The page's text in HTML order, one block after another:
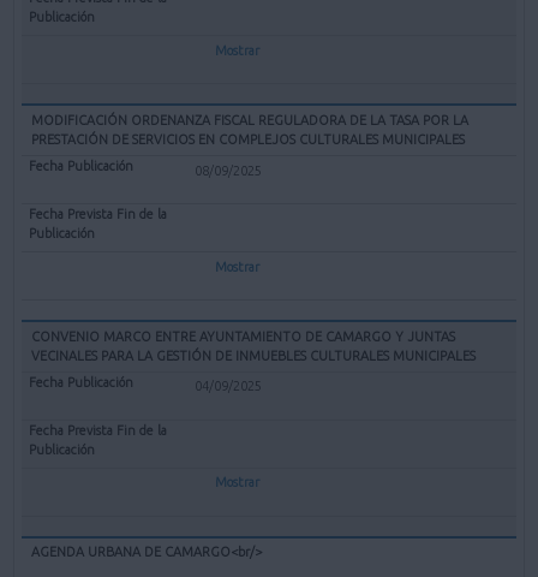
Mostrar
MODIFICACIÓN ORDENANZA FISCAL REGULADORA DE LA TASA POR LA
PRESTACIÓN DE SERVICIOS EN COMPLEJOS CULTURALES MUNICIPALES
08/09/2025
Mostrar
CONVENIO MARCO ENTRE AYUNTAMIENTO DE CAMARGO Y JUNTAS
VECINALES PARA LA GESTIÓN DE INMUEBLES CULTURALES MUNICIPALES
04/09/2025
Mostrar
AGENDA URBANA DE CAMARGO<br/>